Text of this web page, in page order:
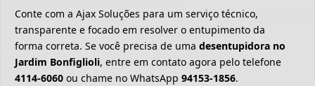
Conte com a Ajax Soluções para um serviço técnico,
transparente e focado em resolver o entupimento da
forma correta. Se você precisa de uma desentupidora no
Jardim Bonfiglioli, entre em contato agora pelo telefone
4114-6060 ou chame no WhatsApp 94153-1856.